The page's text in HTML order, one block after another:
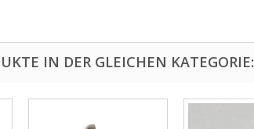
IN DER GLEICHEN KATEGORIE: